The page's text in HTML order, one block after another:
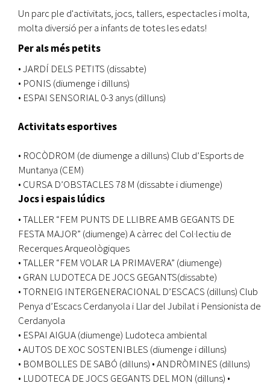
Un parc ple d'activitats, jocs, tallers, espectacles i molta,
molta diversió per a infants de totes les edats!
Per als més petits
• JARDÍ DELS PETITS (dissabte)
• PONIS (diumenge i dilluns)
• ESPAI SENSORIAL 0-3 anys (dilluns)
Activitats esportives
• ROCÒDROM (de diumenge a dilluns) Club d’Esports de
Muntanya (CEM)
• CURSA D’OBSTACLES 78 M (dissabte i diumenge)
Jocs i espais lúdics
• TALLER “FEM PUNTS DE LLIBRE AMB GEGANTS DE
FESTA MAJOR” (diumenge) A càrrec del Col·lectiu de
Recerques Arqueològiques
• TALLER “FEM VOLAR LA PRIMAVERA” (diumenge)
• GRAN LUDOTECA DE JOCS GEGANTS(dissabte)
• TORNEIG INTERGENERACIONAL D’ESCACS (dilluns) Club
Penya d’Escacs Cerdanyola i Llar del Jubilat i Pensionista de
Cerdanyola
• ESPAI AIGUA (diumenge) Ludoteca ambiental
• AUTOS DE XOC SOSTENIBLES (diumenge i dilluns)
• BOMBOLLES DE SABÓ (dilluns) • ANDRÒMINES (dilluns)
• LUDOTECA DE JOCS GEGANTS DEL MON (dilluns) •